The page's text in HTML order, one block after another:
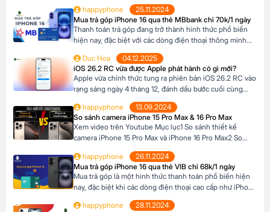
happyphone
25.11.2024
Mua trả góp iPhone 16 qua thẻ MBbank chỉ 70k/1 ngày
Thanh toán trả góp đang trở thành hình thức phổ biến
hiện nay, đặc biệt với các dòng điện thoại thông minh
khả năng tài chính tức thời của nhiều người Tại Happy
Phone, khách hàng có thể lựa chọn chương trình trả […]
Duc Hoa
04.12.2025
iOS 26.2 RC vừa được Apple phát hành có gì mới?
Apple vừa chính thức tung ra phiên bản iOS 26.2 RC vào
rạng sáng ngày 4 tháng 12, đánh dấu bước cuối cùng
trước khi bản cập nhật chính thức đến tay người dùng.
Phiên bản này mang đến một số cải tiến thú vị, tập trung
vào việc nâng cao trải nghiệm người dùng […]
happyphone
13.09.2024
So sánh camera iPhone 15 Pro Max & 16 Pro Max
Xem video trên Youtube Mục lục1 So sánh thiết kế
camera iPhone 15 Pro Max và iPhone 16 Pro Max2 So
So sánh khả năng quay video của iPhone 15 Pro Max và
iPhone 16 Pro Max4 Nút Camera control trên iPhone 16
Pro […]
happyphone
26.11.2024
Mua trả góp iPhone 16 qua thẻ VIB chỉ 68k/1 ngày
Mua trả góp là một hình thức thanh toán phổ biến hiện
nay, đặc biệt khi các dòng điện thoại cao cấp như iPhone
đủ điều kiện tài chính để thanh toán một lần. Tại Happy
happyphone
28.11.2024